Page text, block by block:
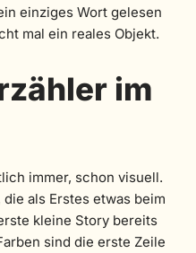
einziges Wort gelesen
mal ein reales Objekt.
im
immer, schon visuell.
als Erstes etwas beim
kleine Story bereits
sind die erste Zeile